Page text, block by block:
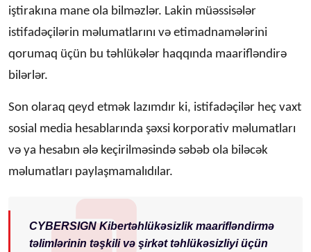
iştirakına mane ola bilməzlər. Lakin müəssisələr
istifadəçilərin məlumatlarını və etimadnamələrini
qorumaq üçün bu təhlükələr haqqında maarifləndirə
bilərlər.
Son olaraq qeyd etmək lazımdır ki, istifadəçilər heç vaxt
sosial media hesablarında şəxsi korporativ məlumatları
və ya hesabın ələ keçirilməsində səbəb ola biləcək
məlumatları paylaşmamalıdılar.
CYBERSIGN Kibertəhlükəsizlik maarifləndirmə
təlimlərinin təşkili və şirkət təhlükəsizliyi üçün